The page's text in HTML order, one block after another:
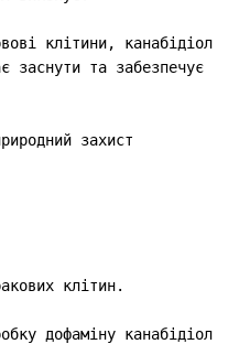
клітини, канабідіол
заснути та забезпечує
захист
клітин.
дофаміну канабідіол